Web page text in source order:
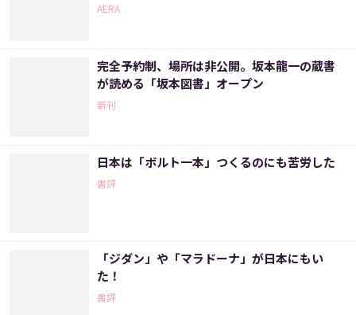
AERA
完全予約制、場所は非公開。坂本龍一の蔵書
が読める「坂本図書」オープン
新刊
日本は「ボルト一本」つくるのにも苦労した
書評
「ジダン」や「マラドーナ」が日本にもい
た！
書評